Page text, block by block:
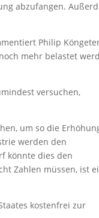
abzufangen.
Philip
mehr belastet
versuchen,
um so die
werden den
könnte dies den
Zahlen müssen, ist
kostenfrei zur